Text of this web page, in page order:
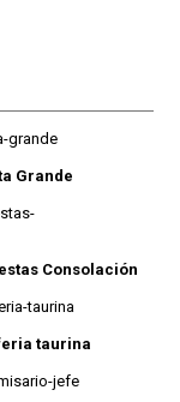
Grande
Consolación
taurina